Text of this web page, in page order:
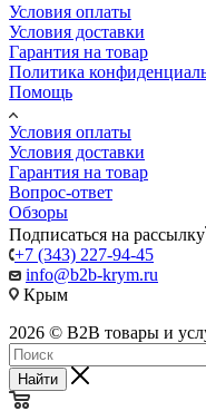
Условия оплаты
Условия доставки
Гарантия на товар
Политика
Помощь
Условия оплаты
Условия доставки
Гарантия на товар
Вопрос-ответ
Обзоры
Подписаться на рассылку
+7 (343) 227-94-45
info@b2b-krym.ru
Крым
2026 © B2B товары и
Найти